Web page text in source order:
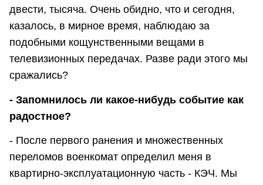
двести, тысяча. Очень обидно, что и сегодня,
казалось, в мирное время, наблюдаю за
подобными кощунственными вещами в
телевизионных передачах. Разве ради этого мы
сражались?
- Запомнилось ли какое-нибудь событие как
радостное?
- После первого ранения и множественных
переломов военкомат определил меня в
квартирно-эксплуатационную часть - КЭЧ. Мы